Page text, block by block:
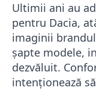
Ultimii ani au
pentru Dacia,
imaginii
șapte modele,
dezvăluit.
intenționează